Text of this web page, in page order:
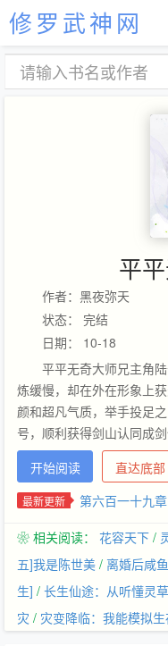
修罗武神网
平
作者：黑夜弥天
状态： 完结
日期： 10-18
平平无奇大师兄主角
炼缓慢，却在外在形象上
颜和超凡气质，举手投足
号，顺利获得剑山认同成
开始阅读
直达底部
最新更新 第六百一十九章
❀ 相关阅读： 花容天下 /
五]我是陈世美 / 离婚后咸
生] / 长生仙途：从听懂灵
灾 / 灾变降临：我能模拟